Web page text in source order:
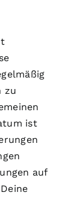
zu
ist
auf